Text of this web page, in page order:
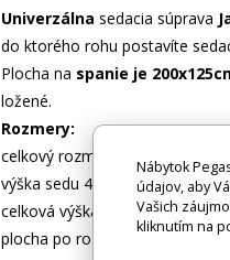
Univerzálna sedacia súprava
do ktorého rohu postavíte
Plocha na spanie je
ložené.
Rozmery:
celkový rozmer 230x142 cm
výška sedu 40 cm
celková výška 74 cm
plocha po rozložení 200x125
Nábytok
údajov, aby
Vašich
kliknutím na